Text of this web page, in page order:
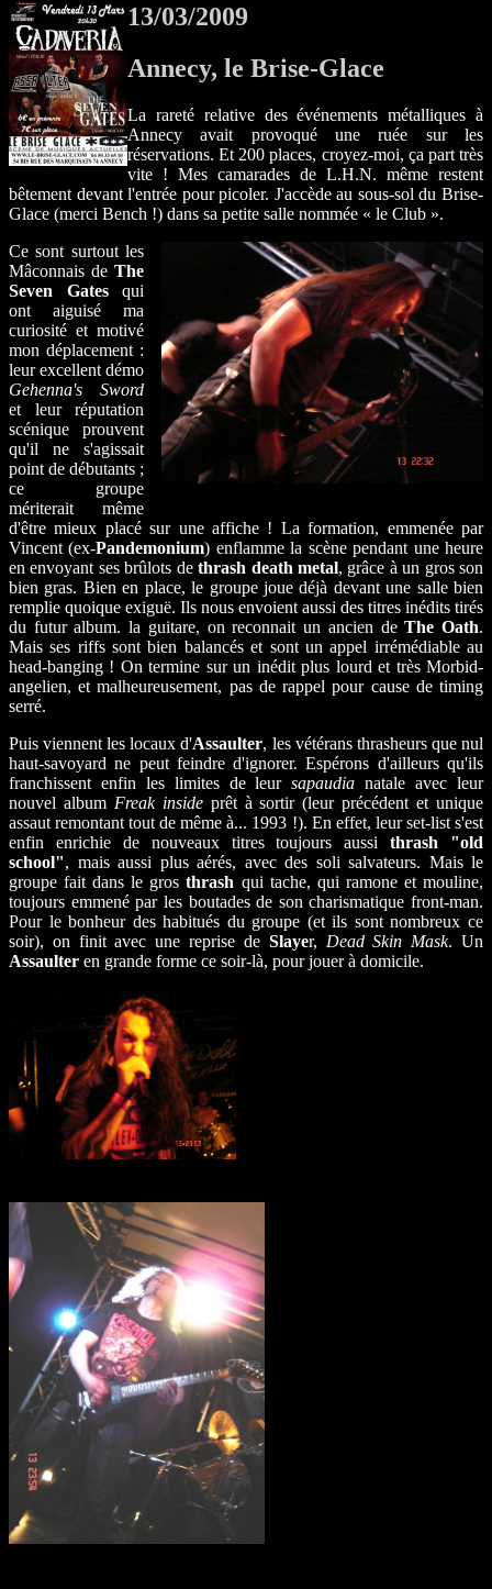
13/03/2009
Annecy, le Brise-Glace
La rareté relative des événements métalliques à
Annecy avait provoqué une ruée sur les
réservations. Et 200 places, croyez-moi, ça part très
vite ! Mes camarades de L.H.N. même restent
bêtement devant l'entrée pour picoler. J'accède au sous-sol du Brise-
Glace (merci Bench !) dans sa petite salle nommée « le Club ».
Ce sont surtout les
Mâconnais de The
Seven Gatesqui
ont aiguisé ma
curiosité et motivé
mon déplacement :
leur excellent démo
Gehenna's Sword
et leur réputation
scénique prouvent
qu'il ne s'agissait
point de débutants ;
ce groupe
mériterait même
d'être mieux placé sur une affiche ! La formation, emmenée par
Vincent (ex-Pandemonium) enflamme la scène pendant une heure
en envoyant ses brûlots dethrash death metal, grâce à un gros son
bien gras. Bien en place, le groupe joue déjà devant une salle bien
remplie quoique exiguë. Ils nous envoient aussi des titres inédits tirés
du futur album. la guitare, on reconnait un ancien deThe Oath.
Mais ses riffs sont bien balancés et sont un appel irrémédiable au
head-banging ! On termine sur un inédit plus lourd et très Morbid-
angelien, et malheureusement, pas de rappel pour cause de timing
serré.
Puis viennent les locaux d'Assaulter, les vétérans thrasheurs que nul
haut-savoyard ne peut feindre d'ignorer. Espérons d'ailleurs qu'ils
franchissent enfin les limites de leursapaudia natale avec leur
nouvel album Freak insideprêt à sortir (leur précédent et unique
assaut remontant tout de même à... 1993 !). En effet, leur set-list s'est
enfin enrichie de nouveaux titres toujours aussithrash "old
school", mais aussi plus aérés, avec des soli salvateurs. Mais le
groupe fait dans le grosthrash qui tache, qui ramone et mouline,
toujours emmené par les boutades de son charismatique front-man.
Pour le bonheur des habitués du groupe (et ils sont nombreux ce
soir), on finit avec une reprise de Slayer, Dead Skin Mask. Un
Assaulter en grande forme ce soir-là, pour jouer à domicile.